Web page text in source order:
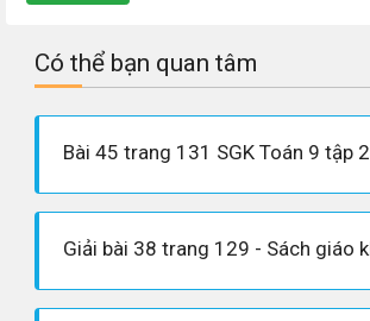
Có thể bạn quan tâm
Bài 45 trang 131 SGK Toán 9 tập 2